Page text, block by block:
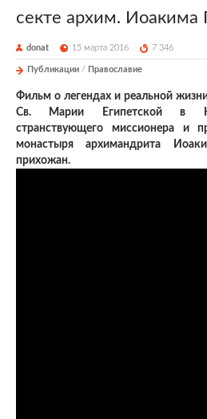
секте архим.
donat 15 марта 2016 7 346
Публикации / Православие
Фильм о легендах и реальной
Св. Марии Египетской в
странствующего миссионера и
монастыря архимандрита
прихожан.